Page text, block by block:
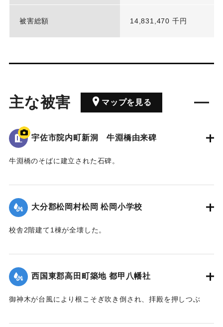
被害総額 14,831,470 千円
主な被害 マップを見る
宇佐市院内町新洞 牛淵橋由来碑
牛淵橋のそばに建立された石碑。
側にある沖地区と北山地区の交通が寸断された。
その後、新たな橋が架けられたことを記念し、通行人に伝え
るためにこの位置に石碑が建立された。
り、ルース台風後に架けられた橋がそのまま使われている。
牛淵橋由来
此橋ノ下流約四丁許ノ䖏ニ梁瀬ノ渡リガアル古来土橋ヲ架ケ
以
ト
大分郡松岡村松岡 松岡小学校
校舎2階建て1棟が全壊した。
｜固有コード: 005200122
西国東郡高田町築地 都甲八幡社
御神木が台風により根こそぎ吹き倒され、拝殿を押しつぶ